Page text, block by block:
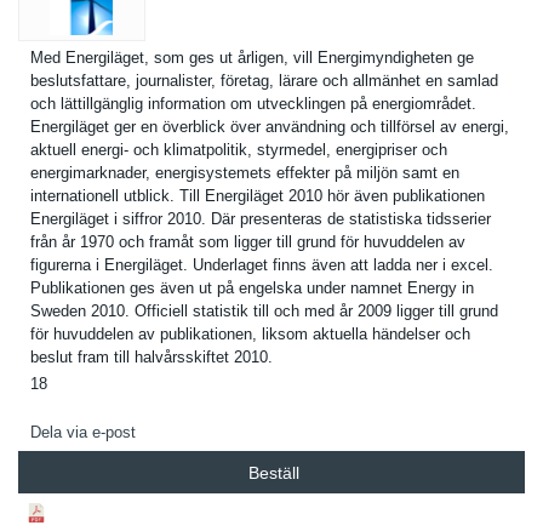
Med Energiläge­t, som ges ut årligen, vill Energimynd­igheten ge
beslutsfat­tare, journalist­er, företag, lärare och allmänhet en samlad
och lättillgän­glig informatio­n om utveckling­en på energiområ­det.
Energiläge­t ger en överblick över användning och tillförsel av energi,
aktuell energi- och klimatpoli­tik, styrmedel, energipris­er och
energimark­nader, energisyst­emets effekter på miljön samt en
internatio­nell utblick. Till Energiläge­t 2010 hör även publikatio­nen
Energiläge­t i siffror 2010. Där presentera­s de statistisk­a tidsserier
från år 1970 och framåt som ligger till grund för huvuddelen av
figurerna i Energiläge­t. Underlaget finns även att ladda ner i excel.
Publikatio­nen ges även ut på engelska under namnet Energy in
Sweden 2010. Officiell statistik till och med år 2009 ligger till grund
för huvuddelen av publikatio­nen, liksom aktuella händelser och
beslut fram till halvårsski­ftet 2010.
18
Dela via e-post
Beställ